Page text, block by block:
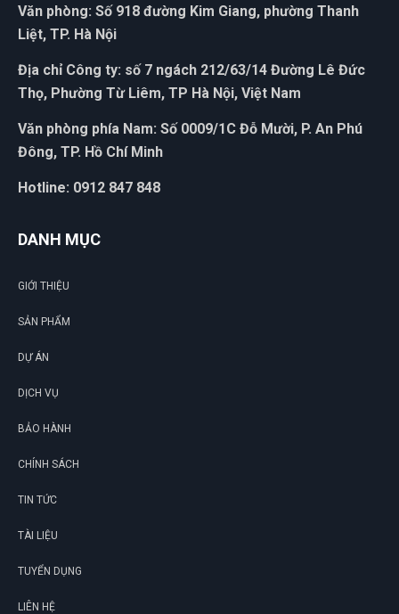
Văn phòng: Số 918 đường Kim Giang, phường Thanh
Liệt, TP. Hà Nội
Địa chỉ Công ty: số 7 ngách 212/63/14 Đường Lê Đức
Thọ, Phường Từ Liêm, TP Hà Nội, Việt Nam
Văn phòng phía Nam: Số 0009/1C Đỗ Mười, P. An Phú
Đông, TP. Hồ Chí Minh
Hotline: 0912 847 848
DANH MỤC
GIỚI THIỆU
SẢN PHẨM
DỰ ÁN
DỊCH VỤ
BẢO HÀNH
CHÍNH SÁCH
TIN TỨC
TÀI LIỆU
TUYỂN DỤNG
LIÊN HỆ